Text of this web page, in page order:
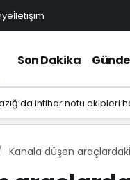
İletişim
Son Dakika
intihar notu ekipleri
Kanala düşen araçlardaki